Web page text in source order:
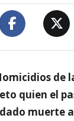
de
quien el
muerte